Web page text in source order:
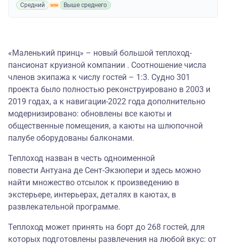
Средний Выше среднего
«Маленький принц» – новый большой теплоход-
пансионат круизной компании . Соотношение числа
членов экипажа к числу гостей – 1:3. Судно 301
проекта было полностью реконструировано в 2003 и
2019 годах, а к навигации-2022 года дополнительно
модернизировано: обновлены все каюты и
общественные помещения, а каюты на шлюпочной
палубе оборудованы балконами.
Теплоход назван в честь одноименной
повести Антуана де Сент-Экзюпери и здесь можно
найти множество отсылок к произведению в
экстерьере, интерьерах, деталях в каютах, в
развлекательной программе.
Теплоход может принять на борт до 268 гостей, для
которых подготовлены развлечения на любой вкус: от